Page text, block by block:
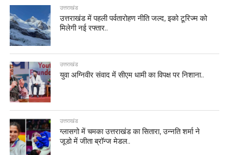
उत्तराखंड
उत्तराखंड में पहली पर्वतारोहण नीति जल्द, इको टूरिज्म को
मिलेगी नई रफ्तार..
उत्तराखंड
युवा अग्निवीर संवाद में सीएम धामी का विपक्ष पर निशाना..
उत्तराखंड
ग्लासगो में चमका उत्तराखंड का सितारा, उन्नति शर्मा ने
जूडो में जीता ब्रॉन्ज मेडल..